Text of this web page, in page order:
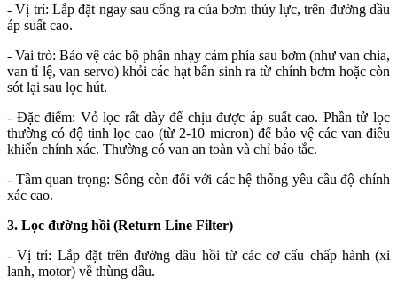
- Vị trí: Lắp đặt ngay sau cổng ra của bơm thủy lực, trên đường dầu
áp suất cao.
- Vai trò: Bảo vệ các bộ phận nhạy cảm phía sau bơm (như van chia,
van tỉ lệ, van servo) khỏi các hạt bẩn sinh ra từ chính bơm hoặc còn
sót lại sau lọc hút.
- Đặc điểm: Vỏ lọc rất dày để chịu được áp suất cao. Phần tử lọc
thường có độ tinh lọc cao (từ 2-10 micron) để bảo vệ các van điều
khiển chính xác. Thường có van an toàn và chỉ báo tắc.
- Tầm quan trọng: Sống còn đối với các hệ thống yêu cầu độ chính
xác cao.
3. Lọc đường hồi (Return Line Filter)
- Vị trí: Lắp đặt trên đường dầu hồi từ các cơ cấu chấp hành (xi
lanh, motor) về thùng dầu.